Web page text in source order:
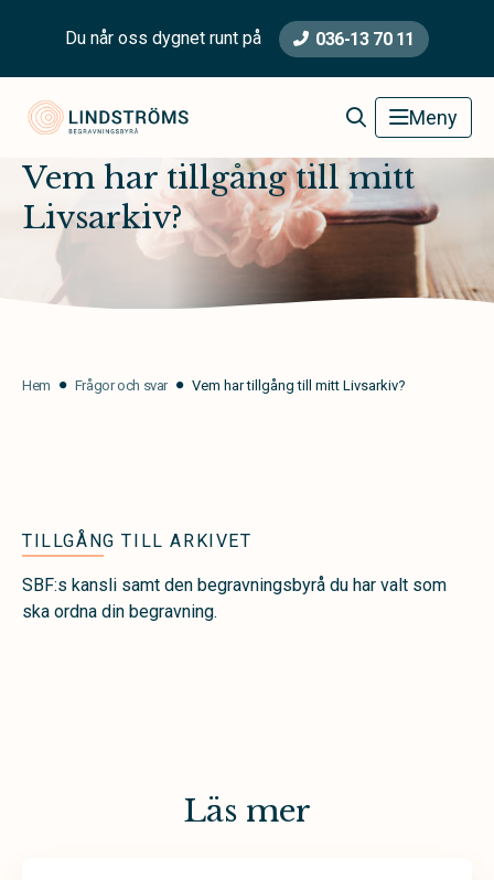
Du når oss dygnet runt på 036-13 70 11
Lindströms Begravningsbyrå Meny
Vem har tillgång till mitt
Livsarkiv?
Hem Frågor och svar Vem har tillgång till mitt Livsarkiv?
TILLGÅNG TILL ARKIVET
SBF:s kansli samt den begravningsbyrå du har valt som
ska ordna din begravning.
Läs mer